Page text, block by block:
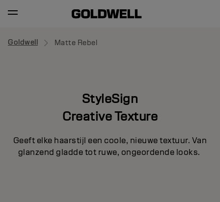
Goldwell Matte Rebel
StyleSign
Creative Texture
Geeft elke haarstijl een coole, nieuwe textuur. Van
glanzend gladde tot ruwe, ongeordende looks.